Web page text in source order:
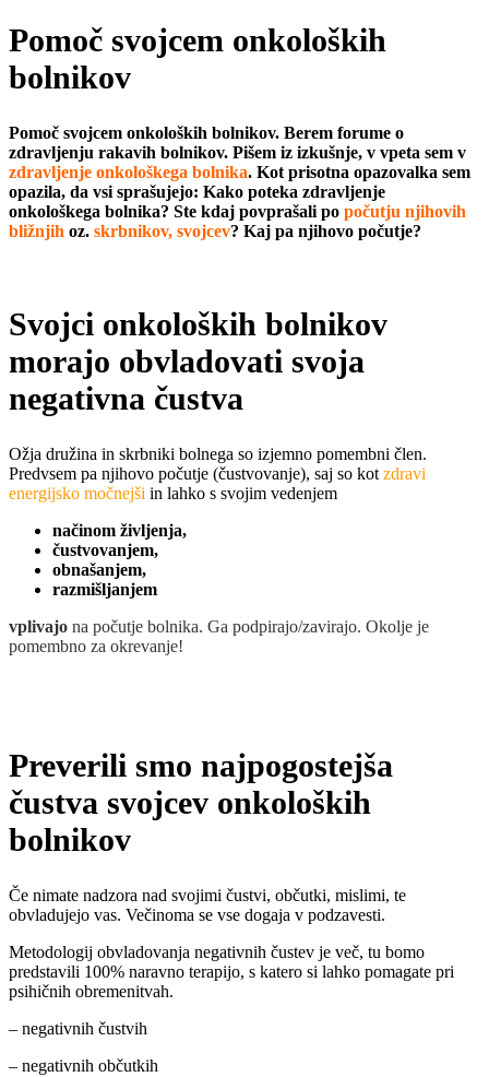
Pomoč svojcem onkoloških
bolnikov
Pomoč svojcem onkoloških bolnikov. Berem forume o
zdravljenju rakavih bolnikov. Pišem iz izkušnje, v vpeta sem v
zdravljenje onkološkega bolnika. Kot prisotna opazovalka sem
opazila, da vsi sprašujejo: Kako poteka zdravljenje
onkološkega bolnika? Ste kdaj povprašali po počutju njihovih
bližnjih oz. skrbnikov, svojcev? Kaj pa njihovo počutje?
Svojci onkoloških bolnikov
morajo obvladovati svoja
negativna čustva
Ožja družina in skrbniki bolnega so izjemno pomembni člen.
Predvsem pa njihovo počutje (čustvovanje), saj so kot zdravi
energijsko močnejši in lahko s svojim vedenjem
načinom življenja,
čustvovanjem,
obnašanjem,
razmišljanjem
vplivajo na počutje bolnika. Ga podpirajo/zavirajo. Okolje je
pomembno za okrevanje!
Preverili smo najpogostejša
čustva svojcev onkoloških
bolnikov
Če nimate nadzora nad svojimi čustvi, občutki, mislimi, te
obvladujejo vas. Večinoma se vse dogaja v podzavesti.
Metodologij obvladovanja negativnih čustev je več, tu bomo
predstavili 100% naravno terapijo, s katero si lahko pomagate pri
psihičnih obremenitvah.
– negativnih čustvih
– negativnih občutkih